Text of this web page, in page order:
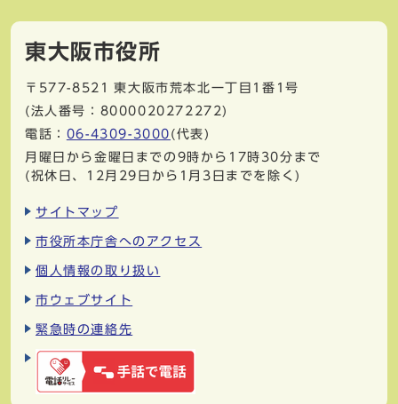
東大阪市役所
〒577-8521
東大阪市荒本北一丁目1番1号
(法人番号：8000020272272)
電話： 06-4309-3000 (代表)
月曜日から金曜日までの9時から17時30分まで
(祝休日、12月29日から1月3日までを除く)
サイトマップ
市役所本庁舎へのアクセス
個人情報の取り扱い
市ウェブサイト
緊急時の連絡先